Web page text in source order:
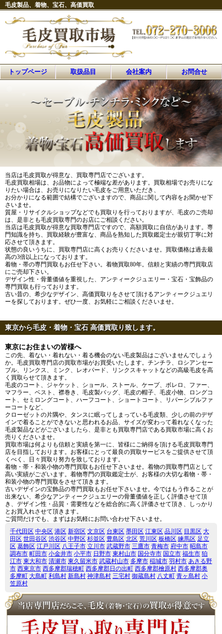
毛皮製品、着物、宝石、高価買取
トップページ 取扱品目 会社案内 お問合せ
当店は毛皮買取が得意な、買取専門店でございます。
毛皮買取相場は、お品物によって極端な差があります。買取相場でお売りにな
りたい場合は、お売りになりたい毛皮をご用意いただき、
お分かりになる範囲で結構でございますので、商品に関して内容をお聞かせ下
さいませ。
質屋・リサイクルショップなどでも買取りを行っておりますが、毛皮のご売却
は、是非とも毛皮買取専門のお店にご相談ください。
当店は毛皮買取が得意な買取専門店ですので、高額買取に自信があります。専
門知識を持ち、買取経験が豊富な、商品を熟知した買取鑑定士が親切丁寧に対
応させて頂きます。
状態の良いうちに、買取専門店に高くお売りくださいませ。買取価格は過去最
高の3倍以上になっております。
着物・帯の専門買取もお任せ下さい。着物買取80年。信頼と実績の専門買取店
にご売却下さい。
デザイン性・骨董価値を重視した、アンティークジュエリー・宝石・宝飾品の
専門買取も行っております。
古い昔の、希少なデザイン、高価買取りをさせて頂けるアンティークジュエリ
ーを探しております。ぜひ一度、お気軽にご相談くださいませ。
東京から毛皮・着物・宝石 高価買取り致します。
東京にお住まいの皆様へ
この先、着ない・着れない・着る機会のない毛皮製品はございませんでしょう
か。毛皮買取専門店の買取市場がお買受いたします。チンチラ、ロシアンセー
ブル、リンクス、ミンク、レオパード、リンクスキャットなどの高級毛皮を高
く買取らせて頂きます。
毛皮のコート、ジャケット、ショール、ストール、ケープ、ボレロ、ファー、
マフラー、ベスト、襟巻き、毛皮製バッグ、毛皮の帽子、毛皮小物、ロングコ
ート、セミロングコート、ハーフコート、ショートコート、リバーシブルファ
ーコートなど、
クローゼットの片隅や、タンスに眠ってしまっている毛皮類、少しの前のデザ
インで着ることができないと思われるお品、サイズが変わって着れなくなった
毛皮製品などがございましたら、是非とも買取専門店である買取市場に高くお
売りくださいませ。
買取市場は何よりも信頼と実績を第一に、皆様にご納得を頂ける毛皮買取専門
店を目指しております。お客様にとって最良の買取サービスをご提供させて頂
くべく、日々買取り努力を致しております。
着物・帯・和装小物の専門買取もお任せ下さいませ。着物の買取専門店として
高い実績がございます。着物専門の買取鑑定士が、お客様の大切な着物・帯・
和装小物の専門買取をさせて頂きます。
古いデザインの宝飾品の専門買取もお任せ下さいませ。今ではもう作ることが
出来ない、希少なアンティークジュエリーの骨董価値を正しく評価させて頂
き、デザイン性・品質・需要性などを総合的に高く評価させて頂き、しっかり
とお買入れさせて頂きます。
ご質問だけでも、まずはお気軽にお問い合わせ下さいませ。
千代田区 中央区 港区 新宿区 文京区 台東区 墨田区 江東区 品川区 目黒区 大
田区 世田谷区 渋谷区 中野区 杉並区 豊島区 北区 荒川区 板橋区 練馬区 足立
区 葛飾区 江戸川区 八王子市 立川市 武蔵野市 三鷹市 青梅市 府中市 昭島市
調布市 町田市 小金井市 小平市 日野市 東村山市 国分寺市 国立市 福生市 狛
江市 東大和市 清瀬市 東久留米市 武蔵村山市 多摩市 稲城市 羽村市 あきる野
市 西東京市 西多摩郡瑞穂町 西多摩郡日の出町 西多摩郡檜原村 西多摩郡奥
多摩町 大島町 利島村 新島村 神津島村 三宅村 御蔵島村 八丈町 青ヶ島村 小
笠原村